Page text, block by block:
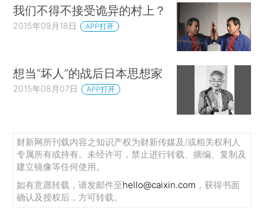
我们不得不接受诡异的村上？
2015年09月18日 APP打开
想当“坏人”的战后日本思想家
2015年08月07日 APP打开
财新网所刊载内容之知识产权为财新传媒及/或相关权利人
专属所有或持有。未经许可，禁止进行转载、摘编、复制及
建立镜像等任何使用。
如有意愿转载，请发邮件至hello@caixin.com ，获得书面
确认及授权后，方可转载。